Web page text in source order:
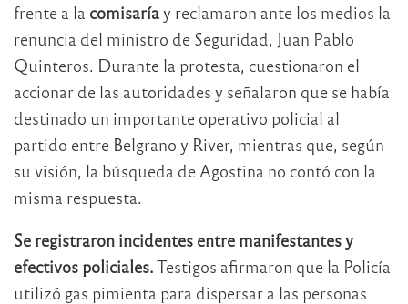
frente a la comisaríay reclamaron ante los medios la
renuncia del ministro de Seguridad, Juan Pablo
Quinteros. Durante la protesta, cuestionaron el
accionar de las autoridades y señalaron que se había
destinado un importante operativo policial al
partido entre Belgrano y River, mientras que, según
su visión, la búsqueda de Agostina no contó con la
misma respuesta.
Se registraron incidentes entre manifestantes y
efectivos policiales.Testigos afirmaron que la Policía
utilizó gas pimienta para dispersar a las personas